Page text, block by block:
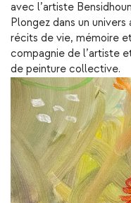
avec l’artiste
Plongez dans un
récits de vie, mémoire
compagnie de l’artiste
de peinture collective.